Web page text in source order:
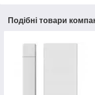
Подібні товари